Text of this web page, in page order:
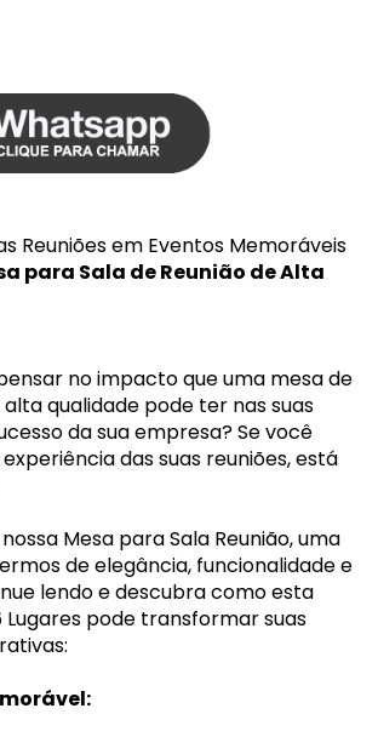
Reuniões em Eventos Memoráveis
para Sala de Reunião de Alta
no impacto que uma mesa de
alta qualidade pode ter nas suas
da sua empresa? Se você
das suas reuniões, está
Mesa para Sala Reunião, uma
de elegância, funcionalidade e
lendo e descubra como esta
Lugares pode transformar suas